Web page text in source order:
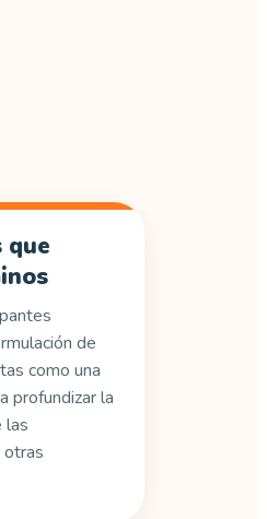
que
de
como una
profundizar la
las
otras